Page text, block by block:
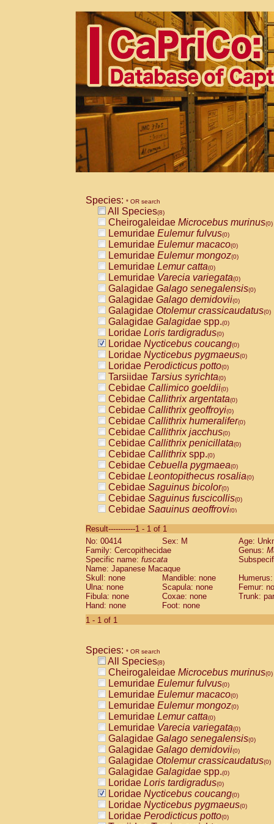
Species: * OR search
All Species(8)
Cheirogaleidae Microcebus murinus(0)
Lemuridae Eulemur fulvus(0)
Lemuridae Eulemur macaco(0)
Lemuridae Eulemur mongoz(0)
Lemuridae Lemur catta(0)
Lemuridae Varecia variegata(0)
Galagidae Galago senegalensis(0)
Galagidae Galago demidovii(0)
Galagidae Otolemur crassicaudatus(0)
Galagidae Galagidae spp.(0)
Loridae Loris tardigradus(0)
Loridae Nycticebus coucang(0)
Loridae Nycticebus pygmaeus(0)
Loridae Perodicticus potto(0)
Tarsiidae Tarsius syrichta(0)
Cebidae Callimico goeldii(0)
Cebidae Callithrix argentata(0)
Cebidae Callithrix geoffroyi(0)
Cebidae Callithrix humeralifer(0)
Cebidae Callithrix jacchus(0)
Cebidae Callithrix penicillata(0)
Cebidae Callithrixspp.(0)
Cebidae Cebuella pygmaea(0)
Cebidae Leontopithecus rosalia(0)
Cebidae Saguinus bicolor(0)
Cebidae Saguinus fuscicollis(0)
Cebidae Saguinus geoffroyi(0)
CebidaeSaguinus labiatus(0)
Cebidae Saguinus leucopus (0)
CebidaeSaguinus midas
CebidaeSaguinus mystax
Cebidae Saguinus nigricollis (1)
Cebidae Saguinus oedipus
Cebidae Saguinus weddelli
Cebidae Saguinusspp.
Cebidae
CebidaeCebus capucinus
CebidaeCebus nigrivittatus
CebidaeCebus spp.(0)
CebidaeSaimiri boliviensis(0)
CebidaeSaimiri sciureus(0)
AtelidaeAlouatta caraya(0)
AtelidaeAlouatta fusca(0)
AtelidaeAlouatta seniculus(0)
AtelidaeAlouattaspp.(0)
AtelidaeAteles belzebuth(0)
AtelidaeAteles geoffroyi(0)
AtelidaeAteles paniscus(0)
AtelidaeAtelesspp.(0)
AtelidaeLagothrix lagothricha(0)
AtelidaeLagothrix lagothricha cana
PitheciidaeCacajao calvus
Result-----------1 - 1 of 1
No: 00414
Sex: M
Age:
Family: Cercopithecidae
Genus:
Specific name: fuscata
Name: Japanese Macaque
Skull: none
Mandible: none
Ulna: none
Scapula: none
Femur:
Fibula: none
Coxae: none
Trunk:
Hand: none
Foot: none
1 - 1 of 1
Species: * OR search
All Species(8)
Cheirogaleidae Microcebus murinus(0)
Lemuridae Eulemur fulvus(0)
Lemuridae Eulemur macaco(0)
Lemuridae Eulemur mongoz(0)
Lemuridae Lemur catta(0)
Lemuridae Varecia variegata(0)
Galagidae Galago senegalensis(0)
Galagidae Galago demidovii(0)
Galagidae Otolemur crassicaudatus(0)
Galagidae Galagidae spp.(0)
Loridae Loris tardigradus(0)
Loridae Nycticebus coucang(0)
Loridae Nycticebus pygmaeus(0)
Loridae Perodicticus potto(0)